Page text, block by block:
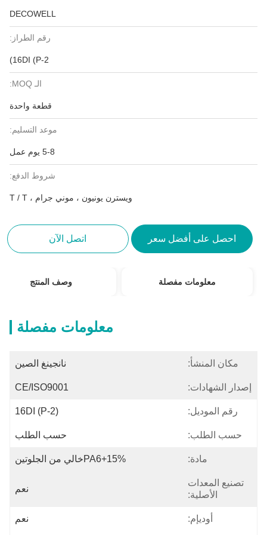
DECOWELL
رقم الطراز:
16DI (P-2)
الـ MOQ:
قطعة واحدة
موعد التسليم:
5-8 يوم عمل
شروط الدفع:
ويسترن يونيون ، موني جرام ، T / T
احصل على أفضل سعر اتصل الآن
معلومات مفصلة وصف المنتج
معلومات مفصلة
مكان المنشأ: نانجينغ الصين
إصدار الشهادات: CE/ISO9001
رقم الموديل: 16DI (P-2)
حسب الطلب: حسب الطلب
مادة: PA6+15%خالي من الجلوتين
تصنيع المعدات
الأصلية:
نعم
أوديإم: نعم